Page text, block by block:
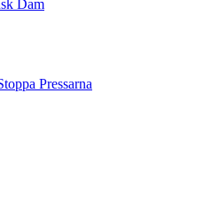
Dam
Pressarna